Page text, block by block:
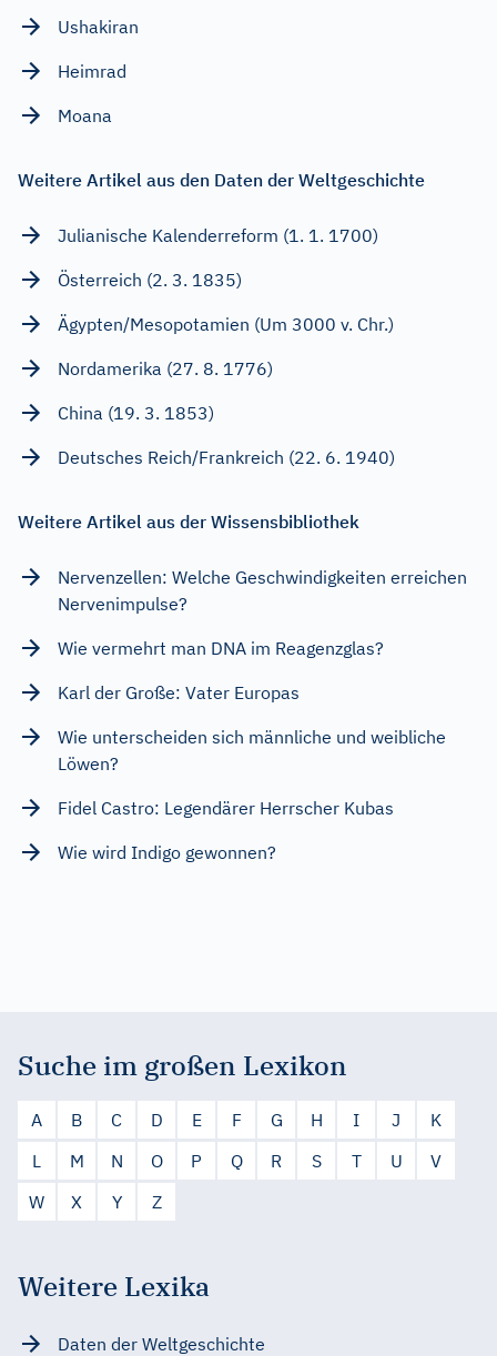
Ushakiran
Heimrad
Moana
Weitere Artikel aus den Daten der Weltgeschichte
Julianische Kalenderreform (1. 1. 1700)
Österreich (2. 3. 1835)
Ägypten/Mesopotamien (Um 3000 v. Chr.)
Nordamerika (27. 8. 1776)
China (19. 3. 1853)
Deutsches Reich/Frankreich (22. 6. 1940)
Weitere Artikel aus der Wissensbibliothek
Nervenzellen: Welche Geschwindigkeiten erreichen
Nervenimpulse?
Wie vermehrt man DNA im Reagenzglas?
Karl der Große: Vater Europas
Wie unterscheiden sich männliche und weibliche
Löwen?
Fidel Castro: Legendärer Herrscher Kubas
Wie wird Indigo gewonnen?
Suche im großen Lexikon
A B C D E F G H I J
K
L
M N O P Q R S T U
V
W
X Y Z
Weitere Lexika
Daten der Weltgeschichte